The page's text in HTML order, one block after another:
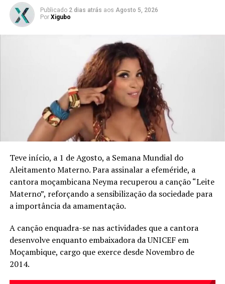
Na mesma cerimónia, foi lançado o Fundo de Startups
para a Criatividade, para apoiar projectos culturais e
inovadores. A secretária de Estado das Artes e Cultura,
Matilde Martins Muocha, disse que o Governo quer
melhorar as condições da classe artística em Nampula.
TÓPICOS RELACIONADOS:
Publicado 2 dias atrás aos Agosto 5, 2026
Por Xigubo
Teve início, a 1 de Agosto, a Semana Mundial do
Aleitamento Materno. Para assinalar a efeméride, a
cantora moçambicana Neyma recuperou a canção “Leite
Materno”, reforçando a sensibilização da sociedade para
a importância da amamentação.
A canção enquadra-se nas actividades que a cantora
desenvolve enquanto embaixadora da UNICEF em
Moçambique, cargo que exerce desde Novembro de
2014.